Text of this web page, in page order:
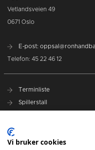
Vetlandsveien 49
0671 Oslo
E-post:
Telefon: 45 22 46 12
Terminliste
Spillerstall
Målklubben
Vi bruker cookies